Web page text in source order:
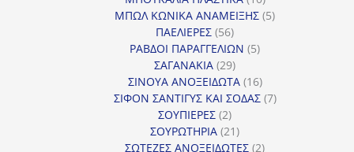
προϊόντα
ΜΠΩΛ ΚΩΝΙΚΑ ΑΝΑΜΕΙΞΗΣ 55
ΠΑΕΛΙΕΡΕΣ 5656
προϊόντα
ΡΑΒΔΟΙ ΠΑΡΑΓΓΕΛΙΩΝ 55
ΣΑΓΑΝΑΚΙΑ 2929
προϊόντα
ΣΙΝΟΥΑ ΑΝΟΞΕΙΔΩΤΑ 1616
προϊόντα
ΣΙΦΟΝ ΣΑΝΤΙΓΥΣ ΚΑΙ ΣΟΔΑΣ 77
ΣΟΥΠΙΕΡΕΣ 22
προϊόντα
ΣΟΥΡΩΤΗΡΙΑ 2121
προϊόντα
ΣΩΤΕΖΕΣ ΑΝΟΞΕΙΔΩΤΕΣ 22